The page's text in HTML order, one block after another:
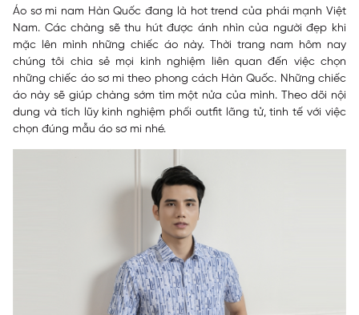
Áo sơ mi nam Hàn Quốc đang là hot trend của phái mạnh Việt
Nam. Các chàng sẽ thu hút được ánh nhìn của người đẹp khi
mặc lên mình những chiếc áo này. Thời trang nam hôm nay
chúng tôi chia sẻ mọi kinh nghiệm liên quan đến việc chọn
những chiếc áo sơ mi theo phong cách Hàn Quốc. Những chiếc
áo này sẽ giúp chàng sớm tìm một nửa của mình. Theo dõi nội
dung và tích lũy kinh nghiệm phối outfit lãng tử, tinh tế với việc
chọn đúng mẫu áo sơ mi nhé.